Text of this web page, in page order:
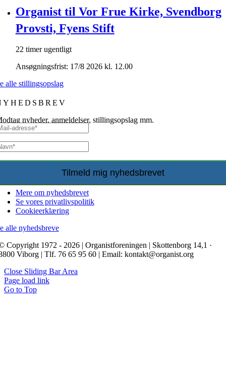
Organist til Vor Frue Kirke, Svendborg
Provsti, Fyens Stift
22 timer ugentligt
Ansøgningsfrist: 17/8 2026 kl. 12.00
alle stillingsopslag
nyheder, anmeldelser, stillingsopslag mm.
Mere om nyhedsbrevet
Se vores privatlivspolitik
Cookieerklæring
alle nyhedsbreve
Copyright 1972 - 2026 | Organistforeningen | Skottenborg 14,1 ·
Viborg | Tlf. 76 65 95 60 | Email: kontakt@organist.org
Close Sliding Bar Area
Page load link
Go to Top